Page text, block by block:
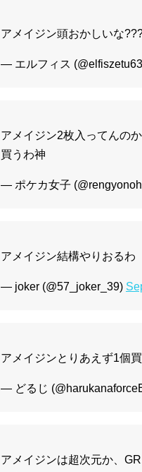
アメイジン頭おかしいな
— エルフィス
アメイジン2枚入ってんの
買うわ神
— ポケカ女子
アメイジン結構やりおるわ
— joker (@57_joker_39)
アメイジンとりあえず1個
— どるじ
アメイジンは超次元か、